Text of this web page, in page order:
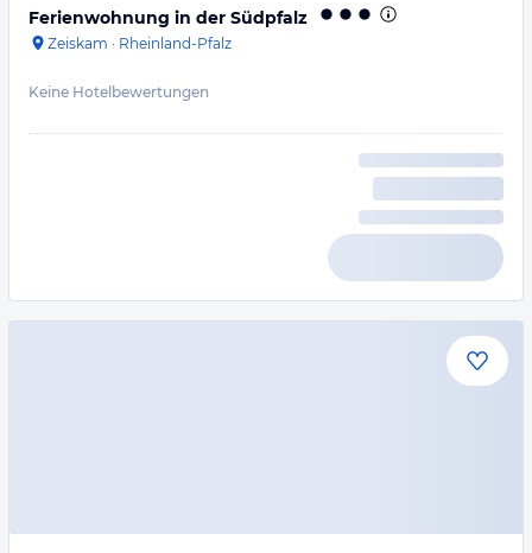
Ferienwohnung in der Südpfalz
Zeiskam · Rheinland-Pfalz
Keine Hotelbewertungen